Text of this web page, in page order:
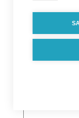
Osoitetiedot